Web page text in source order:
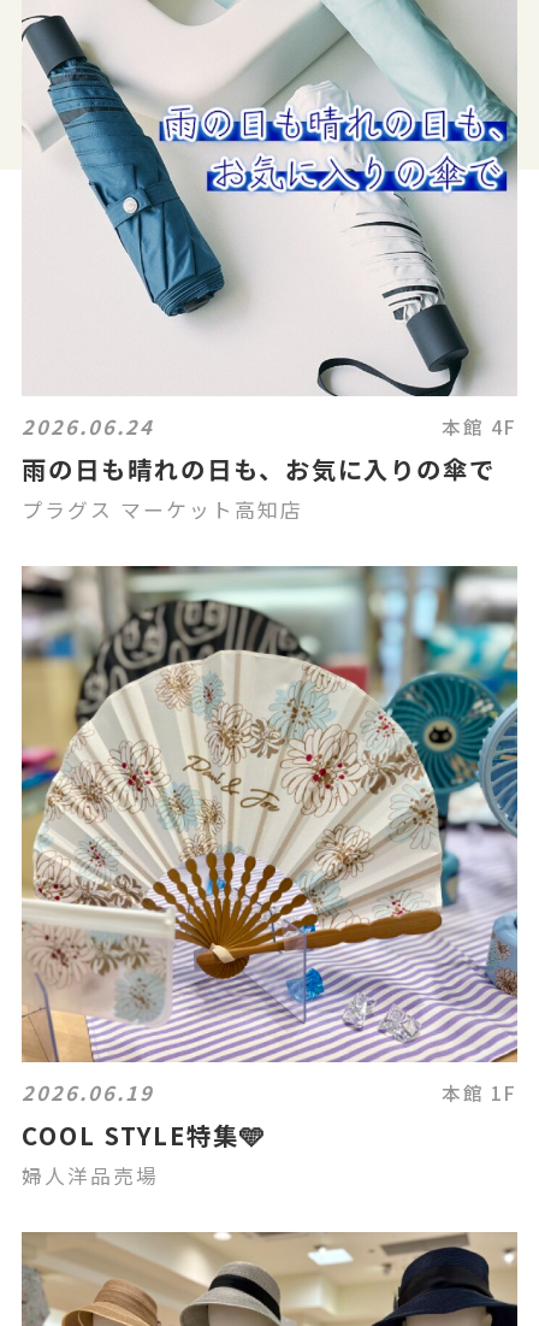
2026.06.24 本館 4F
雨の日も晴れの日も、お気に入りの傘で
プラグス マーケット高知店
2026.06.19 本館 1F
COOL STYLE特集🩵
婦人洋品売場